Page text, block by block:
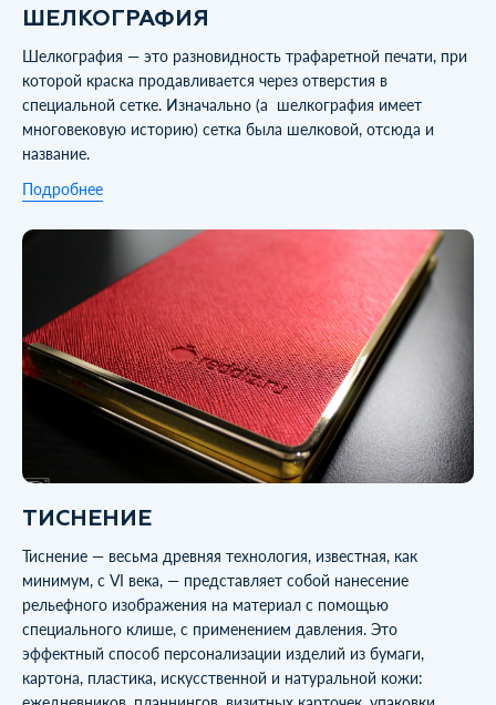
ШЕЛКОГРАФИЯ
Шелкография — это разновидность трафаретной печати, при
которой краска продавливается через отверстия в
специальной сетке. Изначально (а шелкография имеет
многовековую историю) сетка была шелковой, отсюда и
название.
Подробнее
ТИСНЕНИЕ
Тиснение — весьма древняя технология, известная, как
минимум, с VI века, — представляет собой нанесение
рельефного изображения на материал с помощью
специального клише, с применением давления. Это
эффектный способ персонализации изделий из бумаги,
картона, пластика, искусственной и натуральной кожи: